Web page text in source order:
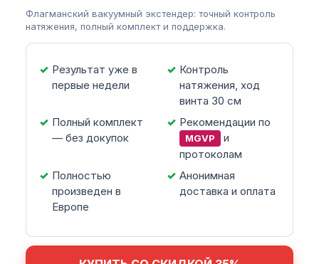
Флагманский вакуумный экстендер: точный контроль
натяжения, полный комплект и поддержка.
Результат уже в
первые недели
Контроль
натяжения, ход
винта 30 см
Полный комплект
— без докупок
Рекомендации по
MGVP
и
протоколам
Полностью
произведен в
Европе
Анонимная
доставка и оплата